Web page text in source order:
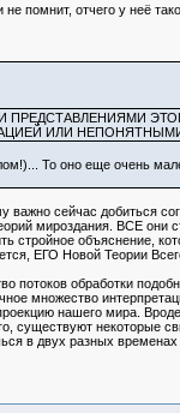
помнит, отчего у неё
ИЛИ
То оно еще очень
сейчас добиться
мироздания. ВСЕ они
стройное объяснение,
ЕГО Новой Теории
обработки
множество
нашего мира.
существуют некоторые
в двух разных временах